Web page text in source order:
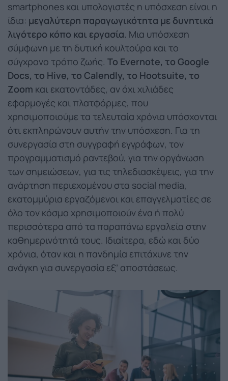
smartphones και υπολογιστές η υπόσχεση είναι η
ίδια: μεγαλύτερη παραγωγικότητα με δυνητικά
λιγότερο κόπο και εργασία. Μια υπόσχεση
σύμφωνη με τη δυτική κουλτούρα και το
σύγχρονο τρόπο ζωής. To Evernote, το Google
Docs, το Hive, το Calendly, το Hootsuite, το
Zoom και εκατοντάδες, αν όχι χιλιάδες
εφαρμογές και πλατφόρμες, που
χρησιμοποιούμε τα τελευταία χρόνια υπόσχονται
ότι εκπληρώνουν αυτήν την υπόσχεση. Για τη
συνεργασία στη συγγραφή εγγράφων, τον
προγραμματισμό ραντεβού, για την οργάνωση
των σημειώσεων, για τις τηλεδιασκέψεις, για την
ανάρτηση περιεχομένου στα social media,
εκατομμύρια εργαζόμενοι και επαγγελματίες σε
όλο τον κόσμο χρησιμοποιούν ένα ή πολύ
περισσότερα από τα παραπάνω εργαλεία στην
καθημερινότητά τους. Ιδιαίτερα, εδώ και δύο
χρόνια, όταν και η πανδημία επιτάχυνε την
ανάγκη για συνεργασία εξ’ αποστάσεως.